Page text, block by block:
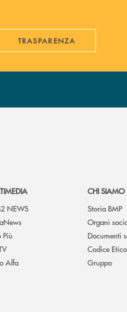
TRASPARENZA
NEWS
Più
Alfa
CHI SIAMO
Storia BMP
Organi
Documenti
Codice Etico
Gruppo